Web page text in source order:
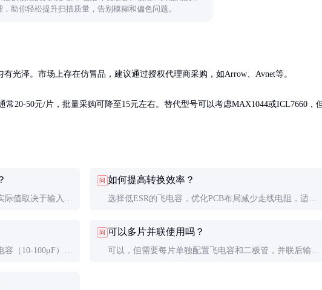
，助你轻松提升扫描质量，告别模糊和偏色问题。
光泽。市场上存在仿冒品，建议通过授权代理商采购，如Arrow、Avnet等。
常20-50元/片，批量采购可降至15元左右。替代型号可以考虑MAX1044或ICL7660，
际值取决于输入输
问 如何提高转换效率？
选择低ESR的飞电容，优化PCB布局减少走线电阻，适当
（10-100μF），
问 可以多片并联使用吗？
可以，但需要每片单独配置飞电容和二极管，并联后输出